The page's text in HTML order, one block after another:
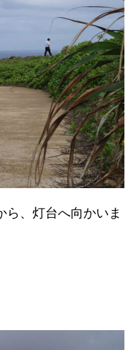
ら、灯台へ向かいま